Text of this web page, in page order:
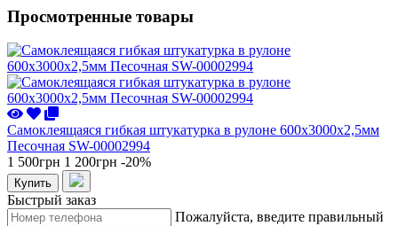
Просмотренные товары
Самоклеящаяся гибкая штукатурка в рулоне 600х3000х2,5мм
Песочная SW-00002994
1 500грн 1 200грн -20%
Купить
Быстрый заказ
Пожалуйста, введите правильный